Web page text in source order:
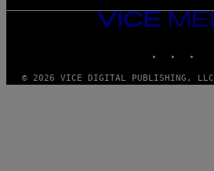
VICE
MEDIA
© 2026 VICE DIGITAL PUBLISHING, LLC